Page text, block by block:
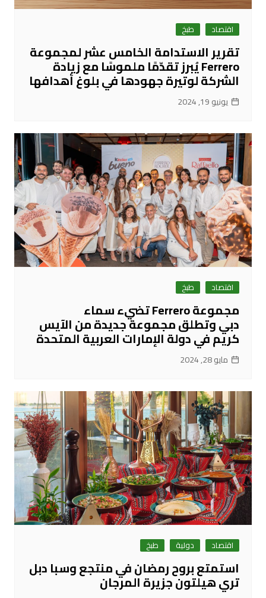
اقتصاد طبخ
تقرير الاستدامة الخامس عشر لمجموعة
Ferrero يُبرز تقدّمًا ملموسًا مع زيادة
الشركة لوتيرة جهودها في بلوغ أهدافها
يونيو 19, 2024
اقتصاد طبخ
مجموعة Ferrero تضيء سماء
دبي وتطلق مجموعة جديدة من الآيس
كريم في دولة الإمارات العربية المتحدة
مايو 28, 2024
اقتصاد دولية طبخ
استمتع بروح رمضان في منتجع وسبا دبل
تري هيلتون جزيرة المرجان